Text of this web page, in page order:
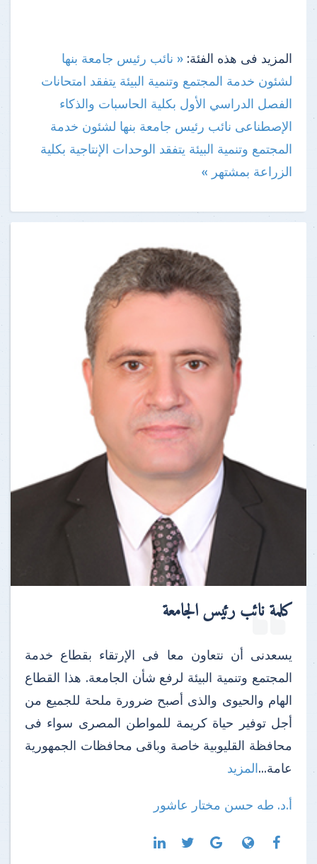
المزيد فى هذه الفئة: « نائب رئيس جامعة بنها
لشئون خدمة المجتمع وتنمية البيئة يتفقد امتحانات
الفصل الدراسي الأول بكلية الحاسبات والذكاء
الإصطناعى نائب رئيس جامعة بنها لشئون خدمة
المجتمع وتنمية البيئة يتفقد الوحدات الإنتاجية بكلية
الزراعة بمشتهر »
كلمة نائب رئيس الجامعة
يسعدنى أن نتعاون معا فى الإرتقاء بقطاع خدمة
المجتمع وتنمية البيئة لرفع شأن الجامعة. هذا القطاع
الهام والحيوى والذى أصبح ضرورة ملحة للجميع من
أجل توفير حياة كريمة للمواطن المصرى سواء فى
محافظة القليوبية خاصة وباقى محافظات الجمهورية
عامة...المزيد
أ.د. طه حسن مختار عاشور